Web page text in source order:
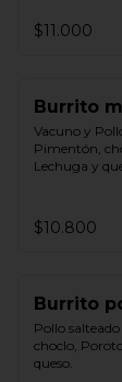
$11.000
Burrito
Vacuno y
Pimentón,
Lechuga y
$10.800
Burrito
Pollo
choclo,
queso.